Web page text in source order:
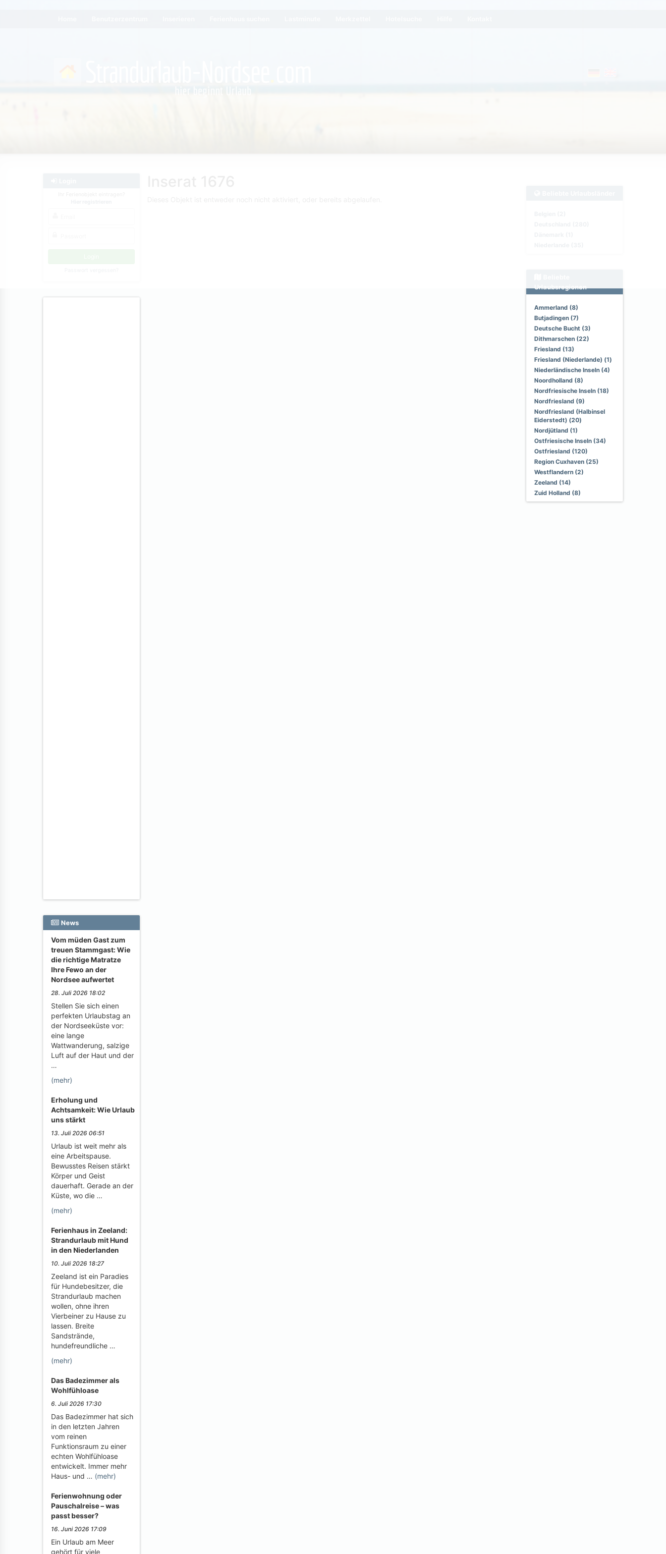
News
Vom müden Gast zum
treuen Stammgast: Wie
die richtige Matratze
Ihre Fewo an der
Nordsee aufwertet
28. Juli 2026 18:02
Stellen Sie sich einen
perfekten Urlaubstag an
der Nordseeküste vor:
eine lange
Wattwanderung, salzige
Luft auf der Haut und der
…
(mehr)
Erholung und
Achtsamkeit: Wie Urlaub
uns stärkt
13. Juli 2026 06:51
Urlaub ist weit mehr als
eine Arbeitspause.
Bewusstes Reisen stärkt
Körper und Geist
dauerhaft. Gerade an der
Küste, wo die …
(mehr)
Ferienhaus in Zeeland:
Strandurlaub mit Hund
in den Niederlanden
10. Juli 2026 18:27
Zeeland ist ein Paradies
für Hundebesitzer, die
Strandurlaub machen
wollen, ohne ihren
Vierbeiner zu Hause zu
lassen. Breite
Sandstrände,
hundefreundliche …
(mehr)
Das Badezimmer als
Wohlfühloase
6. Juli 2026 17:30
Das Badezimmer hat sich
in den letzten Jahren
vom reinen
Funktionsraum zu einer
echten Wohlfühloase
entwickelt. Immer mehr
Haus- und … (mehr)
Ferienwohnung oder
Pauschalreise – was
passt besser?
16. Juni 2026 17:09
Ein Urlaub am Meer
gehört für viele
Urlaubsregionen
Ammerland (8)
Butjadingen (7)
Deutsche Bucht (3)
Dithmarschen (22)
Friesland (13)
Friesland (Niederlande) (1)
Niederländische Inseln (4)
Noordholland (8)
Nordfriesische Inseln (18)
Nordfriesland (9)
Nordfriesland (Halbinsel
Eiderstedt) (20)
Nordjütland (1)
Ostfriesische Inseln (34)
Ostfriesland (120)
Region Cuxhaven (25)
Westflandern (2)
Zeeland (14)
Zuid Holland (8)